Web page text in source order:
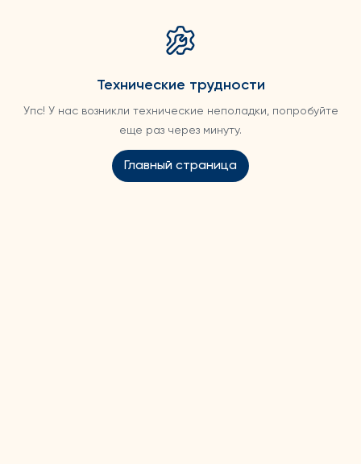
Технические трудности
Упс! У нас возникли технические неполадки, попробуйте
еще раз через минуту.
Главный страница